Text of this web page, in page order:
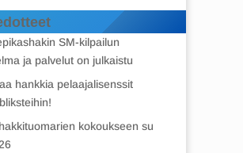
SM-kilpailun
ja palvelut on julkaistu
hankkia pelaajalisenssit
kokoukseen su